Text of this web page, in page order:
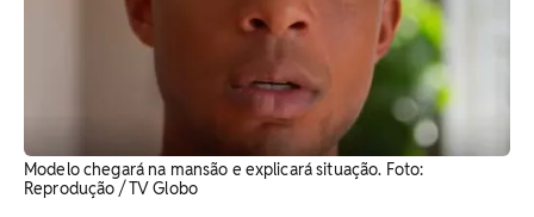
Modelo chegará na mansão e explicará situação. ​Foto:
Reprodução / TV Globo